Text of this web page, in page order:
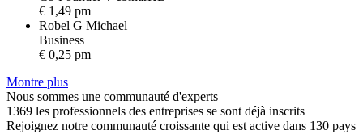
€ 1,49 pm
Robel G Michael
Business
€ 0,25 pm
Montre plus
Nous sommes une communauté d'experts
1369 les professionnels des entreprises se sont déjà inscrits
Rejoignez notre communauté croissante qui est active dans 130 pays